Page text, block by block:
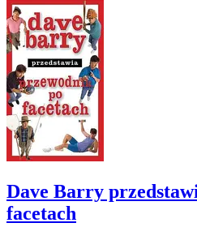
Dave Barry
facetach